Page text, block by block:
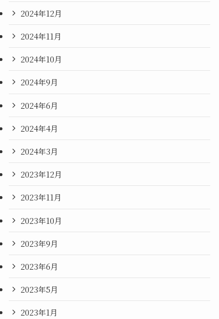
2024年12月
2024年11月
2024年10月
2024年9月
2024年6月
2024年4月
2024年3月
2023年12月
2023年11月
2023年10月
2023年9月
2023年6月
2023年5月
2023年1月